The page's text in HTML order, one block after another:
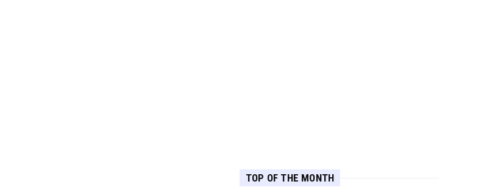
TOP OF THE MONTH